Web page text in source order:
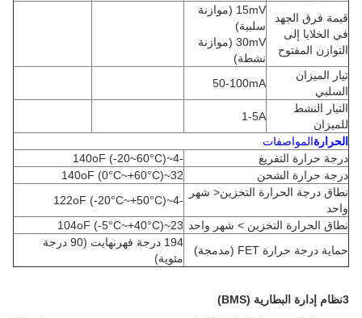
قيمة فرق الجهد
في الخلايا إلى
التوازن المفتوح
15mV (موازنة
سلبية)
30mV (موازنة
نشطة)
تيار الميزان
السلبي
50-100mA
التيار النشط
للميزان
1-5A
الحرارةالمواصفات
درجة حرارة التفريغ
-4~140oF (-20~60°C)
درجة حرارة الشحن
32~140oF (0°C~+60°C)
نطاق درجة الحرارة التخزين< شهر
واحد
-4~122oF (-20°C~+50°C)
نطاق الحرارة التخزين > شهر واحد 23~104oF (-5°C~+40°C)
حماية درجة حرارة FET (مدمجة)
194 درجة فهرنهايت (90 درجة
مئوية)
3نظام إدارة البطارية (BMS)